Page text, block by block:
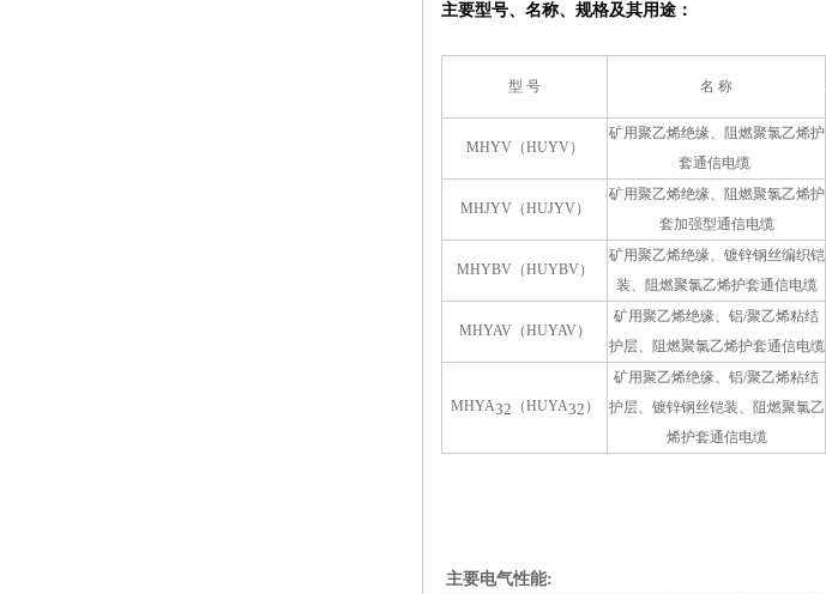
主要型号、名称、规格及其用途：
型 号 名 称
MHYV（HUYV）
矿用聚乙烯绝缘、阻燃聚氯乙烯护
套通信电缆
MHJYV（HUJYV）
矿用聚乙烯绝缘、阻燃聚氯乙烯护
套加强型通信电缆
MHYBV（HUYBV）
矿用聚乙烯绝缘、镀锌钢丝编织铠
装、阻燃聚氯乙烯护套通信电缆
MHYAV（HUYAV）
矿用聚乙烯绝缘、铝/聚乙烯粘结
护层、阻燃聚氯乙烯护套通信电缆
MHYA32 （HUYA32 ）
矿用聚乙烯绝缘、铝/聚乙烯粘结
护层、镀锌钢丝铠装、阻燃聚氯乙
烯护套通信电缆
主要电气性能: